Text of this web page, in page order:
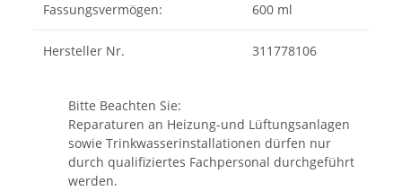
Fassungsvermögen: 600 ml
Hersteller Nr. 311778106
Bitte Beachten Sie:
Reparaturen an Heizung-und Lüftungsanlagen
sowie Trinkwasserinstallationen dürfen nur
durch qualifiziertes Fachpersonal durchgeführt
werden.